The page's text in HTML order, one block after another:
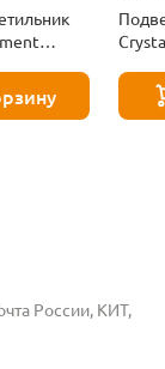
России, КИТ,